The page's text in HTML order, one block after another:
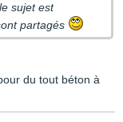
sujet est
partagés
du tout béton à